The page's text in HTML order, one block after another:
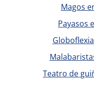
Magos
Payasos
Teatro de